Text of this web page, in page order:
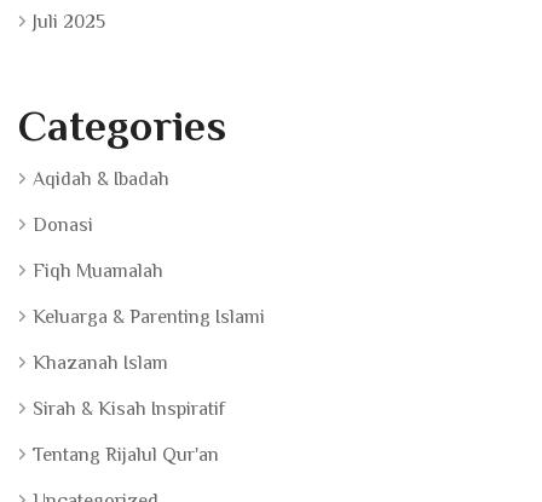
Juli 2025
Categories
Aqidah & Ibadah
Donasi
Fiqh Muamalah
Keluarga & Parenting Islami
Khazanah Islam
Sirah & Kisah Inspiratif
Tentang Rijalul Qur'an